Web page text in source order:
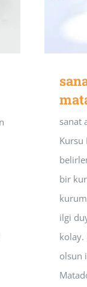
sanat
Kursu
bir
ilgi
kolay.
olsun